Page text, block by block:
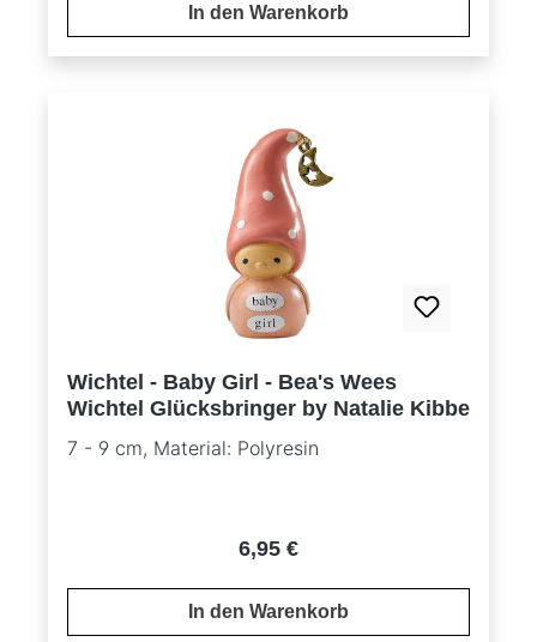
In den Warenkorb
Wichtel - Baby Girl - Bea's Wees
Wichtel Glücksbringer by Natalie Kibbe
7 - 9 cm, Material: Polyresin
Regulärer Preis:
6,95 €
In den Warenkorb